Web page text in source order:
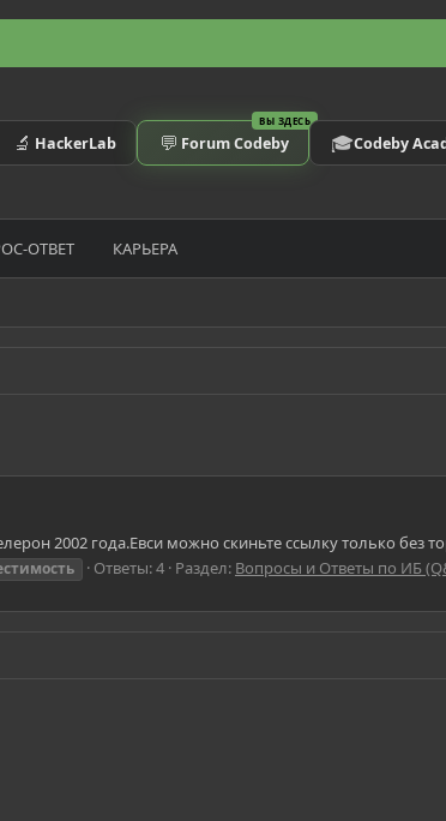
🔬 HackerLab
ВЫ ЗДЕСЬ
💬 Forum Codeby 🎓Codeby
ОТВЕТ КАРЬЕРА
2002 года.Евси можно скиньте ссылку только без
Ответы: 4 Раздел: Вопросы и Ответы по ИБ